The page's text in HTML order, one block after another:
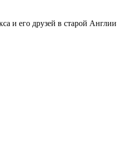
и его друзей в старой